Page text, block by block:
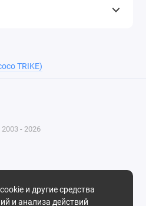
TRIKE)
и другие средства
и анализа действий
- 2026